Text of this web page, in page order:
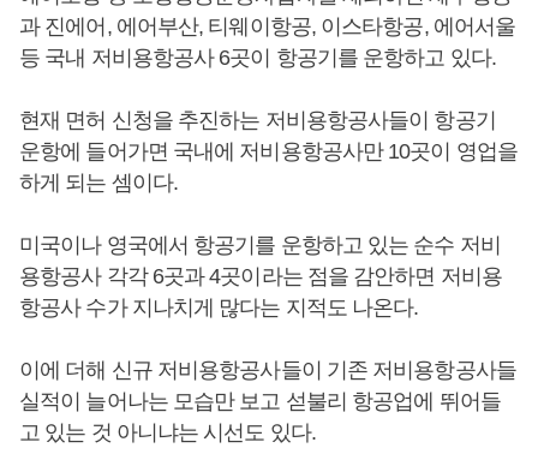
과 진에어, 에어부산, 티웨이항공, 이스타항공, 에어서울
등 국내 저비용항공사 6곳이 항공기를 운항하고 있다.
현재 면허 신청을 추진하는 저비용항공사들이 항공기
운항에 들어가면 국내에 저비용항공사만 10곳이 영업을
하게 되는 셈이다.
미국이나 영국에서 항공기를 운항하고 있는 순수 저비
용항공사 각각 6곳과 4곳이라는 점을 감안하면 저비용
항공사 수가 지나치게 많다는 지적도 나온다.
이에 더해 신규 저비용항공사들이 기존 저비용항공사들
실적이 늘어나는 모습만 보고 섣불리 항공업에 뛰어들
고 있는 것 아니냐는 시선도 있다.